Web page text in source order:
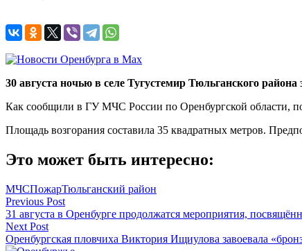
30 августа ночью в селе Тугустемир Тюльганского
Как сообщили в ГУ МЧС России по Оренбургской области,
Площадь возгорания составила 35 квадратных метров.
Это может быть интересно:
МЧСПожарТюльганский район
Навигация
по
записям
Previous Post
31 августа в Оренбурге продолжатся мероприятия,
Next Post
Оренбургская пловчиха Виктория Ищиулова завоевала